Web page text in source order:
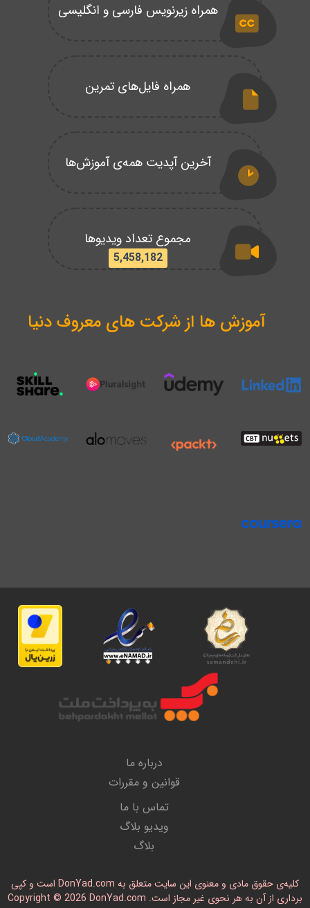
همراه زیرنویس فارسی و انگلیسی
همراه فایل‌های تمرین
آخرین آپدیت همه‌ی آموزش‌ها
مجموع تعداد ویدیوها
5,458,182
آموزش ها از شرکت های معروف دنیا
درباره ما
قوانین و مقررات
تماس با ما
ویدیو بلاگ
بلاگ
کلیه‌ی حقوق مادی و معنوی این سایت متعلق به DonYad.com است و کپی
برداری از آن به هر نحوی غیر مجاز است. Copyright © 2026 DonYad.com